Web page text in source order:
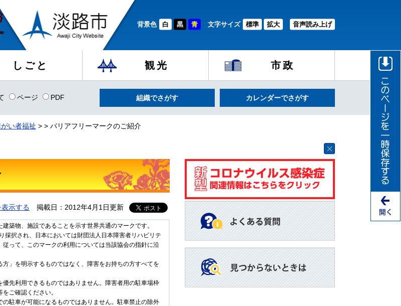
背景色 白 黒 青 文字サイズ 標準 拡大 音声読み上げ
しごと 観光 市政
ページ PDF 組織でさがす カレンダーでさがす
がい者福祉 > > バリアフリーマークのご紹介
示する 掲載日：2012年4月1日更新
築物、施設であることを示す世界共通のマークです。
択され、日本においては財団法人日本障害者リハビリテ
って、このマークの利用については当該協会の指針に沿
」を明示するものではなく、障害をお持ちの方すべてを
先利用できるものではありません。障害者用の駐車場枠
ご確認ください。
駐車が可能になるものではありません。駐車禁止の除外